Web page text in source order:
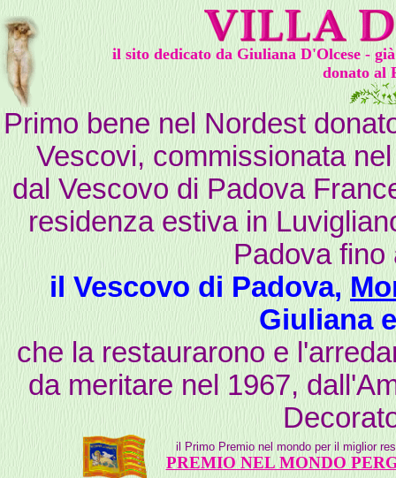
il sito dedicato da Giuliana D'Olcese -
donato al
Primo bene nel Nordest
Vescovi, commissionata
dal Vescovo di Padova
residenza estiva in
Padova fino
il Vescovo di Padova,
Giuliana
che la restaurarono e
da meritare nel 1967,
il Primo Premio nel mondo per il miglior
PREMIO NEL MONDO